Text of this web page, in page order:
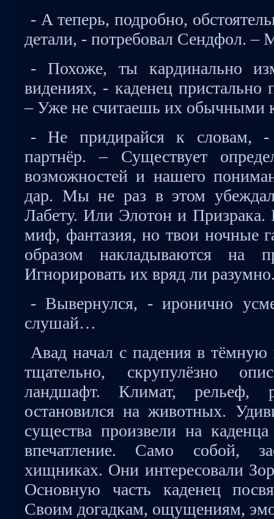
- А теперь, подробно,
детали, - потребовал Сендфол. –
- Похоже, ты кардинально
видениях, - каденец пристально
– Уже не считаешь их обычными
- Не придирайся к словам, -
партнёр. – Существует
возможностей и нашего
дар. Мы не раз в этом
Лабету. Или Элотон и Призрака.
миф, фантазия, но твои ночные
образом накладываются на
Игнорировать их вряд ли
- Вывернулся, - иронично
слушай…
Авад начал с падения в тёмную
тщательно, скрупулёзно
ландшафт. Климат, рельеф,
остановился на животных.
существа произвели на
впечатление. Само собой,
хищниках. Они интересовали
Основную часть каденец
Своим догадкам, ощущениям,